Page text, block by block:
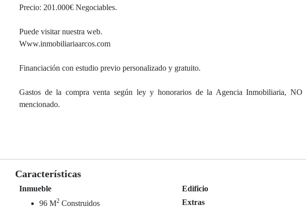
Precio: 201.000€ Negociables.
Puede visitar nuestra web.
Www.inmobiliariaarcos.com
Financiación con estudio previo personalizado y gratuito.
Gastos de la compra venta según ley y honorarios de la Agencia Inmobiliaria,
mencionado.
Características
Inmueble
96 M2 Construidos
Edificio
Extras